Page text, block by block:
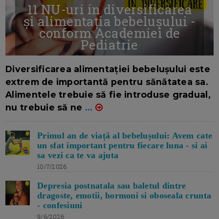
11 NU-uri in diversificarea
și alimentația bebelușului -
conform Academiei de
Pediatrie
Diversificarea alimentației bebelușului este
extrem de importantă pentru sănătatea sa.
Alimentele trebuie să fie introduse gradual,
nu trebuie să ne ...
Primul an de viață al bebelușului: Avem cate
un sfat important pentru fiecare luna - si ai
sa vezi ca te va ajuta
10/7/2026
Depresia postnatala sau baletul dintre
dragoste, emotii, hormoni si oboseala crunta
- confesiuni
9/6/2026